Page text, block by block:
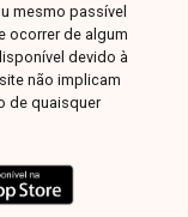
mesmo passível
ocorrer de algum
devido à
não implicam
de quaisquer